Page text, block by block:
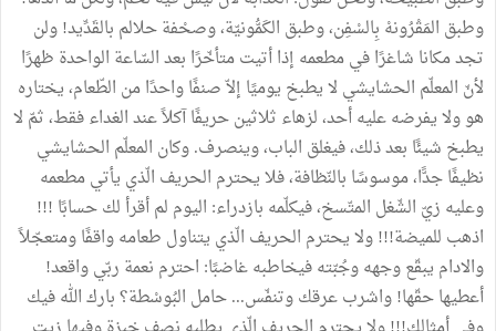
وطبق المَقْرُونهْ بِالسْفِن،وطبق الكَمُّونيّة،وصحْفةحلالم بالقَدِّيد!ولن
تجدمكانا شاغرًافيمطعمه إذاأتيتمتأخّرًا بعدالسّاعة الواحدة ظهرًا
لأنّ المعلّم الحشايشي لايطبخ يوميًا إلاّصنفًاواحدًامن الطّعام،يختاره
هوولايفرضهعليهأحد،لزهاء ثلاثينحريفًاآكلاًعندالغداءفقط،ثمّ لا
يطبخ شيئًا بعدذلك،فيغلق الباب،وينصرف.وكان المعلّم الحشايشي
نظيفًاجدًّا،موسوسًا بالنّظافة،فلايحترم الحريف الّذي يأتيمطعمه
وعليه زيّ الشّغل المتّسخ،فيكلّمه بازدراء: اليوم لمأقرأ لكحسابًا !!!
اذهب للميضة!!!ولايحترم الحريف الّذي يتناول طعامهواقفًاومتعجّلاً
والادام يبقّعوجههوجُبّتهفيخاطبهغاضبًا: احترم نعمة ربّيواقعد!
أعطيهاحقّها!واشربعرقكوتنفّس...حامل البُوسْطة؟باركاللهفيك